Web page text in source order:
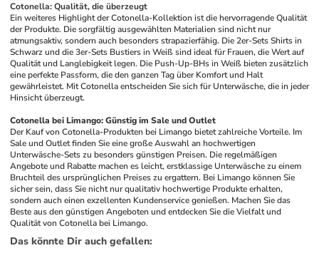
Cotonella: Qualität, die überzeugt
Ein weiteres Highlight der Cotonella-Kollektion ist die hervorragende Qualität
der Produkte. Die sorgfältig ausgewählten Materialien sind nicht nur
atmungsaktiv, sondern auch besonders strapazierfähig. Die 2er-Sets Shirts in
Schwarz und die 3er-Sets Bustiers in Weiß sind ideal für Frauen, die Wert auf
Qualität und Langlebigkeit legen. Die Push-Up-BHs in Weiß bieten zusätzlich
eine perfekte Passform, die den ganzen Tag über Komfort und Halt
gewährleistet. Mit Cotonella entscheiden Sie sich für Unterwäsche, die in jeder
Hinsicht überzeugt.
Cotonella bei Limango: Günstig im Sale und Outlet
Der Kauf von Cotonella-Produkten bei Limango bietet zahlreiche Vorteile. Im
Sale und Outlet finden Sie eine große Auswahl an hochwertigen
Unterwäsche-Sets zu besonders günstigen Preisen. Die regelmäßigen
Angebote und Rabatte machen es leicht, erstklassige Unterwäsche zu einem
Bruchteil des ursprünglichen Preises zu ergattern. Bei Limango können Sie
sicher sein, dass Sie nicht nur qualitativ hochwertige Produkte erhalten,
sondern auch einen exzellenten Kundenservice genießen. Machen Sie das
Beste aus den günstigen Angeboten und entdecken Sie die Vielfalt und
Qualität von Cotonella bei Limango.
Das könnte Dir auch gefallen: